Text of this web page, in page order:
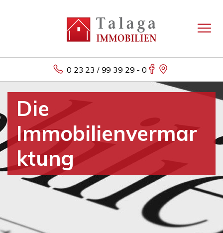
0 23 23 / 99 39 29 - 0
Die
Immobilienvermar
ktung